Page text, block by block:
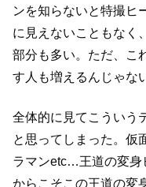
ンを知らないと特撮ヒ
に見えないこともなく、
部分も多い。 ただ、こ
す人も増えるんじゃな
全体的に見てこういう
と思ってしまった。 仮
ラマンetc…王道の変身
からこそこの王道の変